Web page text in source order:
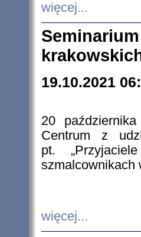
więcej...
19.10.2021
20
Centrum z
pt.
szmalcownikach
więcej...